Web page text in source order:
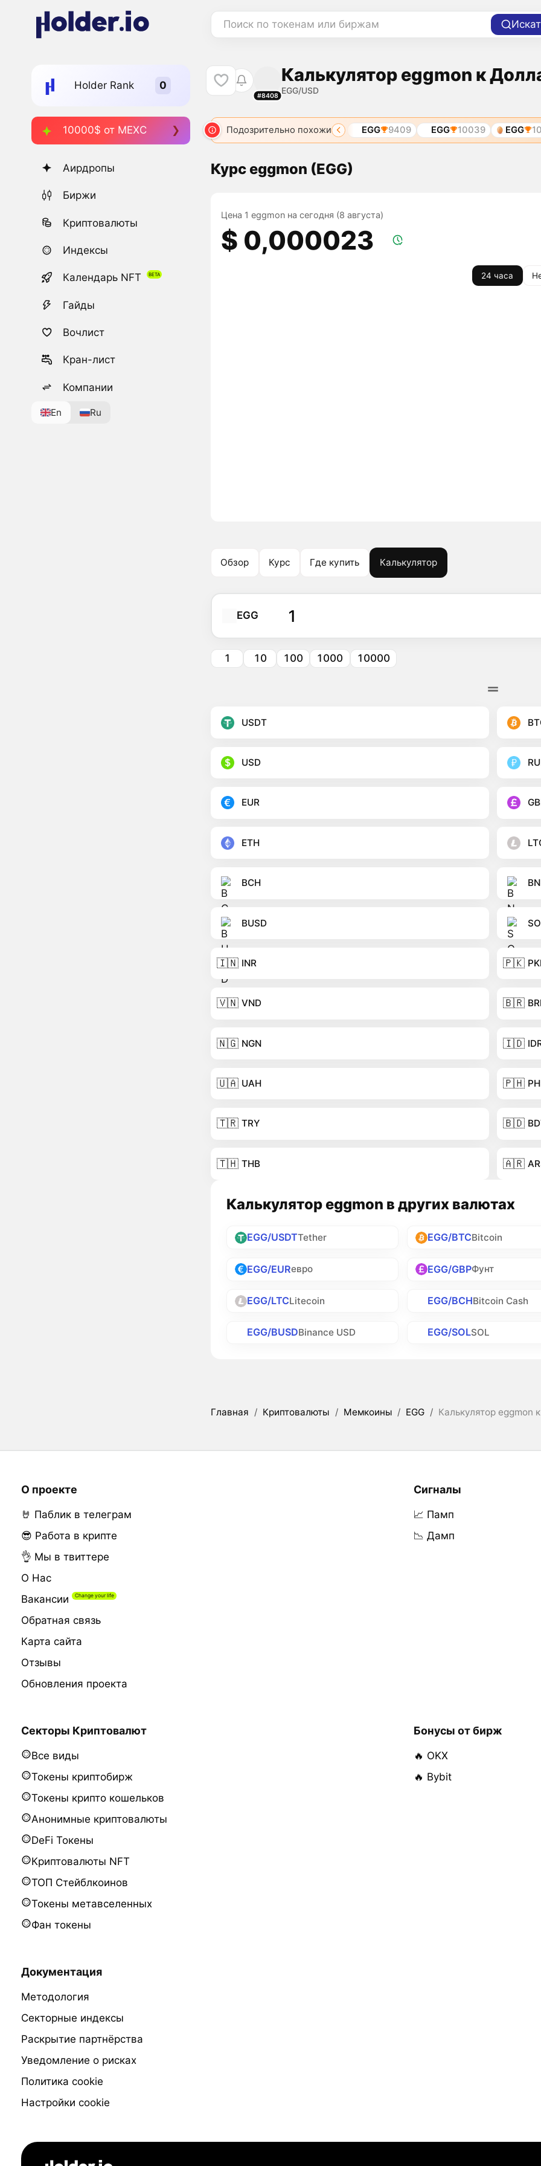
Поиск по токенам или биржам
Holder Rank
10000$ от MEXC
Аирдропы
Биржи
Криптовалюты
Индексы
Календарь NFT
Гайды
Вочлист
Кран-лист
Компании
En Ru
#8408
Калькулятор eggmon к
EGG/USD
Подозрительно похожи
EGG 4256 EGG 5400 EGG 5306 EGG 7848 EGG 9409 EGG 10039 EGG
Курс eggmon (EGG)
Цена 1 eggmon на сегодня (8 августа)
$ 0,000023
24 часа
Обзор Курс Где купить Калькулятор
EGG
1 10 100 1000 10000
USDT
USD
EUR
ETH
BCH
BUSD
🇮🇳 INR 🇵🇰
🇻🇳 VND 🇧🇷
🇳🇬 NGN 🇮🇩
🇺🇦 UAH 🇵🇭
🇹🇷 TRY 🇧🇩
🇹🇭 THB 🇦🇷
Калькулятор eggmon в других валютах
EGG/USDTTether EGG/BTCBitcoin
EGG/EURевро EGG/GBPФунт
EGG/LTCLitecoin EGG/BCHBitcoin Cash
EGG/BUSDBinance USD EGG/SOLSOL
Главная / Криптовалюты / Мемкоины / EGG / Калькулятор eggmon
О проекте
🤘 Паблик в телеграм
😎 Работа в крипте
👌 Мы в твиттере
О Нас
Вакансии
Обратная связь
Карта сайта
Отзывы
Обновления проекта
Сигналы
📈 Памп
📉 Дамп
Секторы Криптовалют
Все виды
Токены криптобирж
Токены крипто кошельков
Анонимные криптовалюты
DeFi Токены
Криптовалюты NFT
ТОП Стейблкоинов
Токены метавселенных
Фан токены
Бонусы от бирж
🔥 OKX
🔥 Bybit
Документация
Методология
Секторные индексы
Раскрытие партнёрства
Уведомление о рисках
Политика cookie
Настройки cookie